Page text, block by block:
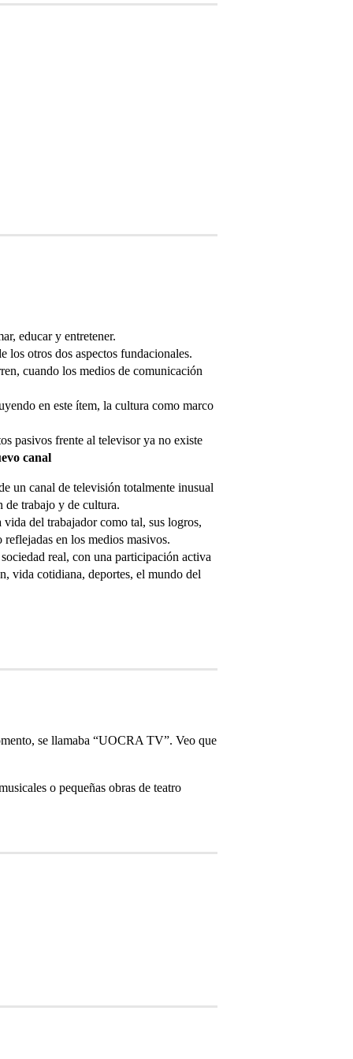
educar y entretener.
los otros dos aspectos fundacionales.
cuando los medios de comunicación
en este ítem, la cultura como marco
pasivos frente al televisor ya no existe
canal
un canal de televisión totalmente inusual
de trabajo y de cultura.
vida del trabajador como tal, sus logros,
en los medios masivos.
real, con una participación activa
vida cotidiana, deportes, el mundo del
se llamaba “UOCRA TV”. Veo que
o pequeñas obras de teatro